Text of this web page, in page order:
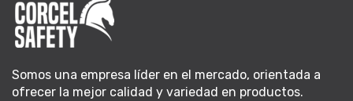
Somos una empresa líder en el mercado, orientada a
ofrecer la mejor calidad y variedad en productos.